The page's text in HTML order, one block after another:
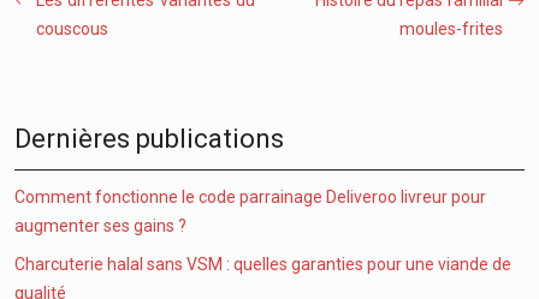
couscous
moules-frites
Dernières publications
Comment fonctionne le code parrainage Deliveroo livreur pour
augmenter ses gains ?
Charcuterie halal sans VSM : quelles garanties pour une viande de
qualité